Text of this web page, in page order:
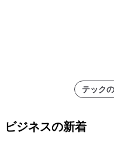
テック
ビジネスの新着